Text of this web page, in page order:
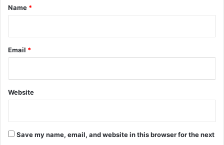
*
Name *
Email *
Website
Save my name, email, and website in this browser for the next